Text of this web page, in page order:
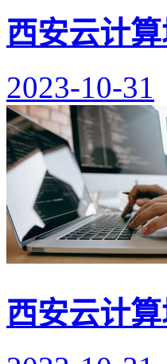
西安云计
2023-10-31
西安云计